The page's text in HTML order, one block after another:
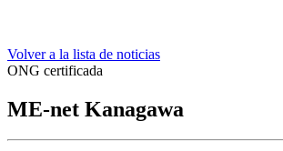
Volver a la lista de noticias
ONG certificada
ME-net Kanagawa